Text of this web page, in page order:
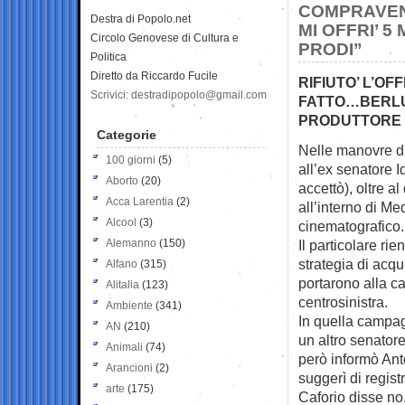
MI OFFRI’ 5
PRODI”
RIFIUTO’
Nelle manovre
all’ex senatore
accettò), oltre
all’interno di
cinematografico.
Il particolare
strategia di
portarono alla
centrosinistra.
In quella
un altro
però informò
suggerì di
Caforio disse
Destra di Popolo.net
Circolo Genovese di Cultura e
Politica
Diretto da Riccardo Fucile
Scrivici: destradipopolo@gmail.com
Categorie
100 giorni (5)
Aborto (20)
Acca Larentia (2)
Alcool (3)
Alemanno (150)
Alfano (315)
Alitalia (123)
Ambiente (341)
AN (210)
Animali (74)
Arancioni (2)
arte (175)